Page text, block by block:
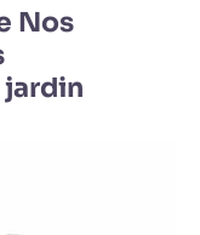
Nos